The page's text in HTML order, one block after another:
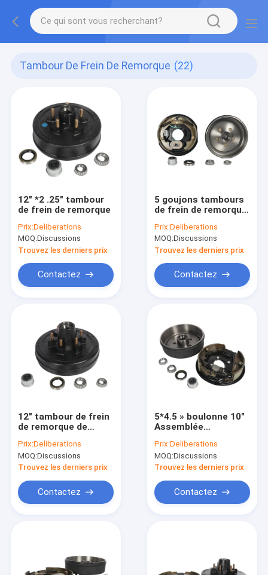
Tambour De Frein De Remorque (22)
12" *2 .25" tambour
de frein de remorque
Prix:Deliberations
MOQ:Discussions
Trouvez les derniers prix
Contactez
5 goujons tambours
de frein de remorque
Prix:Deliberations
MOQ:Discussions
Trouvez les derniers prix
Contactez
12" tambour de frein
de remorque de
Prix:Deliberations
MOQ:Discussions
Trouvez les derniers prix
Contactez
5*4.5 » boulonne 10"
Assemblée
boulon de remorque
de 5 crochets de
tambour de frein de
Prix:Deliberations
MOQ:Discussions
Trouvez les derniers prix
Contactez